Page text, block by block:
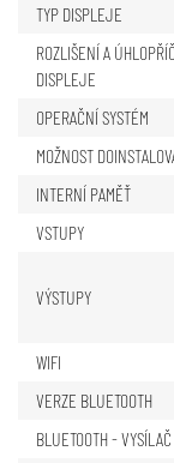
TYP DISPLEJE
ROZLIŠENÍ A
DISPLEJE
OPERAČNÍ SYSTÉM
MOŽNOST
INTERNÍ PAMĚŤ
VSTUPY
VÝSTUPY
WIFI
VERZE BLUETOOTH
BLUETOOTH - VYSÍLAČ